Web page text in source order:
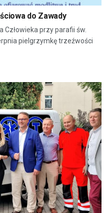
do Zawady
Człowieka przy parafii św.
pielgrzymkę trzeźwości